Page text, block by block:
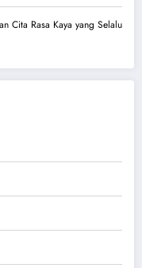
Cita Rasa Kaya yang Selalu